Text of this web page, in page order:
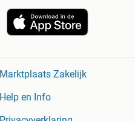
Marktplaats Zakelijk
Help en Info